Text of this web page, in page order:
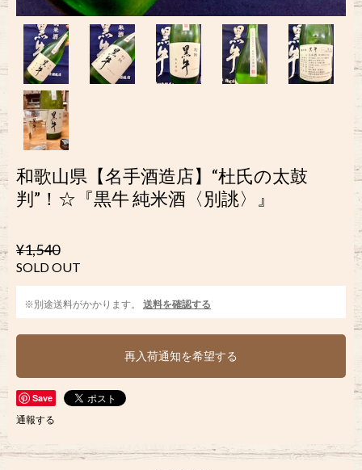
和歌山県【名手酒造店】“杜氏の太鼓
判”！☆『黒牛 純米酒〈別誂〉』
¥1,540
SOLD OUT
※別途送料がかかります。 送料を確認する
再入荷通知を希望する
Save
通報する